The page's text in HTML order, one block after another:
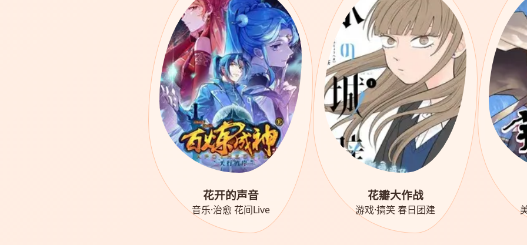
花开的声音
音乐·治愈 花间Live
花瓣大作战
游戏·搞笑 春日团建